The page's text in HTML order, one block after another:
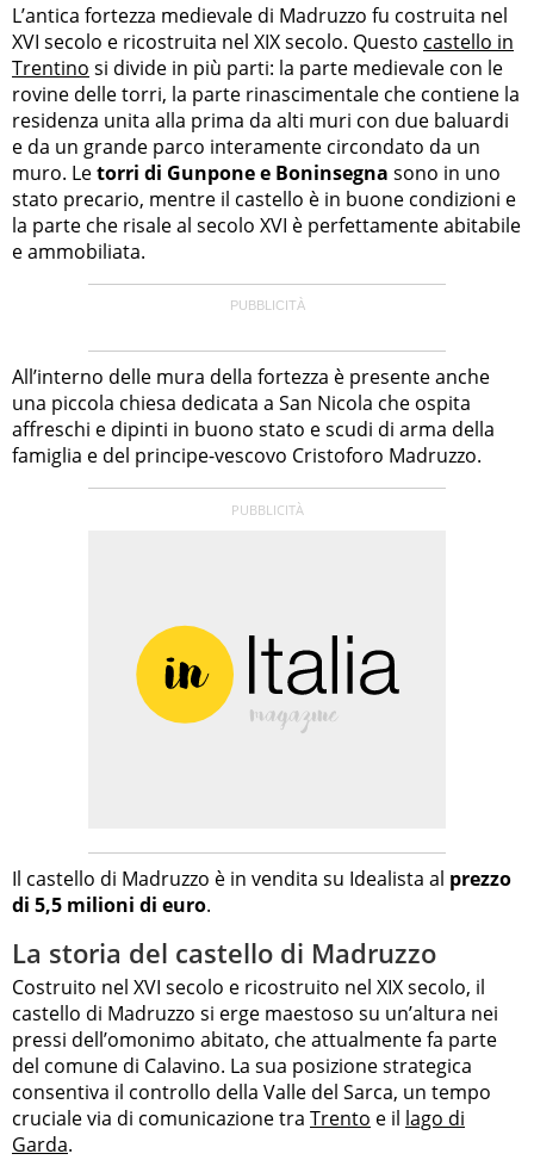
L’antica fortezza medievale di Madruzzo fu costruita nel
XVI secolo e ricostruita nel XIX secolo. Questo castello in
Trentino si divide in più parti: la parte medievale con le
rovine delle torri, la parte rinascimentale che contiene la
residenza unita alla prima da alti muri con due baluardi
e da un grande parco interamente circondato da un
muro. Letorri di Gunpone e Boninsegna sono in uno
stato precario, mentre il castello è in buone condizioni e
la parte che risale al secolo XVI è perfettamente abitabile
e ammobiliata.
All’interno delle mura della fortezza è presente anche
una piccola chiesa dedicata a San Nicola che ospita
affreschi e dipinti in buono stato e scudi di arma della
famiglia e del principe-vescovo Cristoforo Madruzzo.
Il castello di Madruzzo è in vendita su Idealista al prezzo
di 5,5 milioni di euro.
La storia del castello di Madruzzo
Costruito nel XVI secolo e ricostruito nel XIX secolo, il
castello di Madruzzo si erge maestoso su un’altura nei
pressi dell’omonimo abitato, che attualmente fa parte
del comune di Calavino. La sua posizione strategica
consentiva il controllo della Valle del Sarca, un tempo
cruciale via di comunicazione tra Trento e il lago di
Garda.